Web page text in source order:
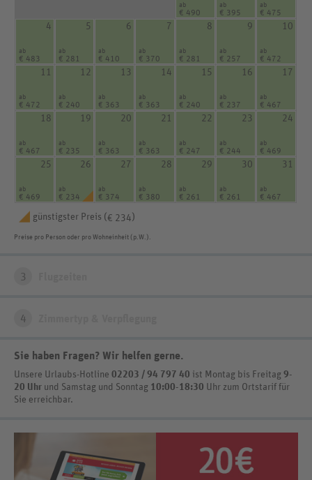
ab
€ 490
ab
€ 395
ab
€ 475
4
ab
€ 483
5
ab
€ 281
6
ab
€ 410
7
ab
€ 370
8
ab
€ 281
9
ab
€ 257
10
ab
€ 472
11
ab
€ 472
12
ab
€ 240
13
ab
€ 363
14
ab
€ 363
15
ab
€ 240
16
ab
€ 237
17
ab
€ 467
18
ab
€ 467
19
ab
€ 235
20
ab
€ 363
21
ab
€ 363
22
ab
€ 247
23
ab
€ 244
24
ab
€ 469
25
ab
€ 469
26
ab
€ 234
27
ab
€ 374
28
ab
€ 380
29
ab
€ 261
30
ab
€ 261
31
ab
€ 467
günstigster Preis ( € 234 )
Preise pro Person oder pro Wohneinheit (p.W.).
3
4
Sie haben Fragen? Wir helfen gerne.
Unsere Urlaubs-Hotline 02203 / 94 797 40 ist Montag bis Freitag 9-
20 Uhr und Samstag und Sonntag 10:00-18:30 Uhr zum Ortstarif für
Sie erreichbar.